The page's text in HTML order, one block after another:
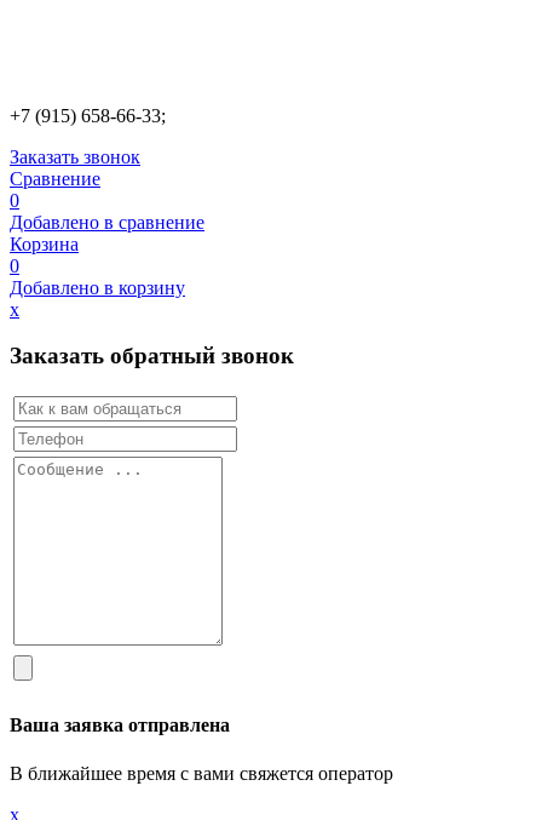
+7 (915) 658-66-33;
Заказать звонок
Сравнение
0
Добавлено в сравнение
Корзина
0
Добавлено в корзину
х
Заказать обратный звонок
Ваша заявка отправлена
В ближайшее время с вами свяжется оператор
х